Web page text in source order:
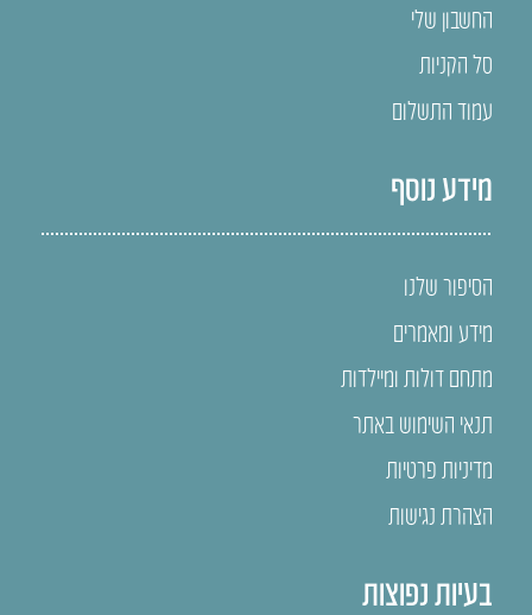
החשבון שלי
סל הקניות
עמוד התשלום
מידע נוסף
הסיפור שלנו
מידע ומאמרים
מתחם דולות ומיילדות
תנאי השימוש באתר
מדיניות פרטיות
הצהרת נגישות
בעיות נפוצות